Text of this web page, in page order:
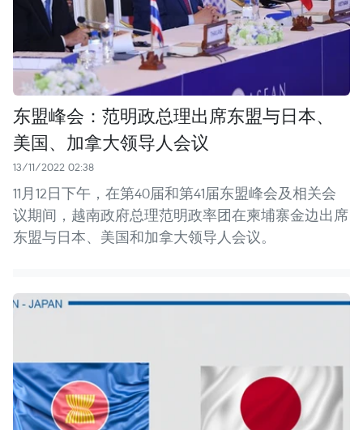
东盟峰会：范明政总理出席东盟与日本、
美国、加拿大领导人会议
13/11/2022 02:38
11月12日下午，在第40届和第41届东盟峰会及相关会
议期间，越南政府总理范明政率团在柬埔寨金边出席
东盟与日本、美国和加拿大领导人会议。